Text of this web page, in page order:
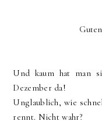
Und kaum hat man
Dezember da!
Unglaublich, wie
rennt. Nicht wahr?